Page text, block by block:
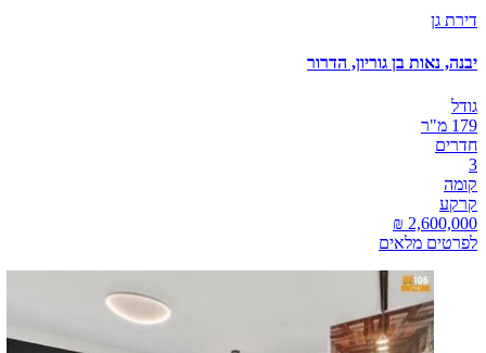
דירת גן
יבנה, נאות בן גוריון, הדרור
גודל
179 מ"ר
חדרים
3
קומה
קרקע
לפרטים מלאים